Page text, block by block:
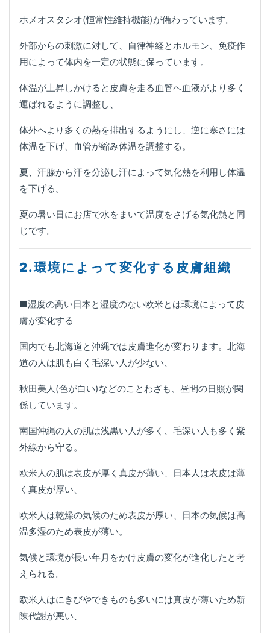
ホメオスタシオ(恒常性維持機能)が備わっています。
外部からの刺激に対して、自律神経とホルモン、免疫作
用によって体内を一定の状態に保っています。
体温が上昇しかけると皮膚を走る血管へ血液がより多く
運ばれるように調整し、
体外へより多くの熱を排出するようにし、逆に寒さには
体温を下げ、血管が縮み体温を調整する。
夏、汗腺から汗を分泌し汗によって気化熱を利用し体温
を下げる。
夏の暑い日にお店で水をまいて温度をさげる気化熱と同
じです。
2.環境によって変化する皮膚組織
■湿度の高い日本と湿度のない欧米とは環境によって皮
膚が変化する
国内でも北海道と沖縄では皮膚進化が変わります。北海
道の人は肌も白く毛深い人が少ない、
秋田美人(色が白い)などのことわざも、昼間の日照が関
係しています。
南国沖縄の人の肌は浅黒い人が多く、毛深い人も多く紫
外線から守る。
欧米人の肌は表皮が厚く真皮が薄い、日本人は表皮は薄
く真皮が厚い、
欧米人は乾燥の気候のため表皮が厚い、日本の気候は高
温多湿のため表皮が薄い。
気候と環境が長い年月をかけ皮膚の変化が進化したと考
えられる。
欧米人はにきびやできものも多いには真皮が薄いため新
陳代謝が悪い、